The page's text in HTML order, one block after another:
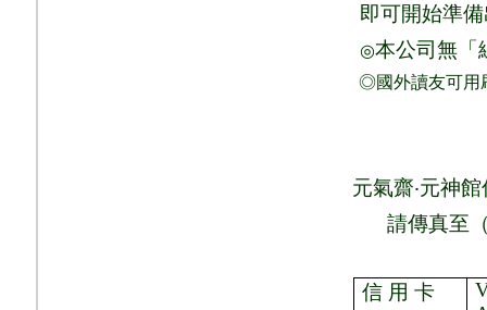
即可開始準
◎本公司無「
◎國外讀友可用
元氣齋‧元神館
請傳真至
信 用 卡